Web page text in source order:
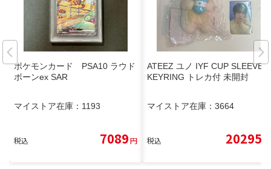
ポケモンカード PSA10 ラウド
ボーンex SAR
マイストア在庫： 1193
税込 7089円
ATEEZ ユノ IYF CUP SLEEVE
KEYRING トレカ付 未開封
マイストア在庫： 3664
税込 20295